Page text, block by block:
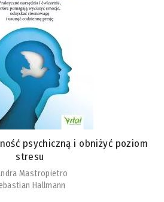
psychiczną i obniżyć poziom
stresu
Mastropietro
Hallmann